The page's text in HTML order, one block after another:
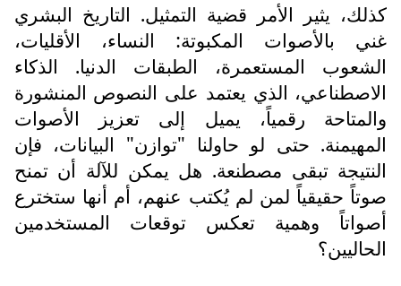
كذلك، يثير الأمر قضية التمثيل. التاريخ البشري
غني بالأصوات المكبوتة: النساء، الأقليات،
الشعوب المستعمرة، الطبقات الدنيا. الذكاء
الاصطناعي، الذي يعتمد على النصوص المنشورة
والمتاحة رقمياً، يميل إلى تعزيز الأصوات
المهيمنة. حتى لو حاولنا "توازن" البيانات، فإن
النتيجة تبقى مصطنعة. هل يمكن للآلة أن تمنح
صوتاً حقيقياً لمن لم يُكتب عنهم، أم أنها ستخترع
أصواتاً وهمية تعكس توقعات المستخدمين
الحاليين؟